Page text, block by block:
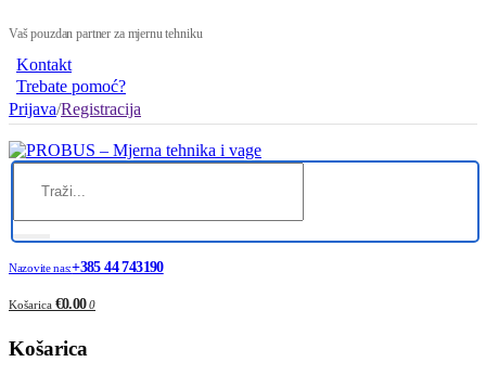
Vaš pouzdan partner za mjernu tehniku
Kontakt
Trebate pomoć?
Prijava/Registracija
Nazovite nas:+385 44 743190
Košarica €0.00 0
Košarica